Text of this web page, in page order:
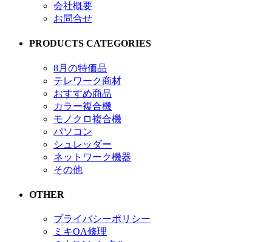
会社概要
お問合せ
PRODUCTS CATEGORIES
8月の特価品
テレワーク商材
おすすめ商品
カラー複合機
モノクロ複合機
パソコン
シュレッダー
ネットワーク機器
その他
OTHER
プライバシーポリシー
ミキOA修理